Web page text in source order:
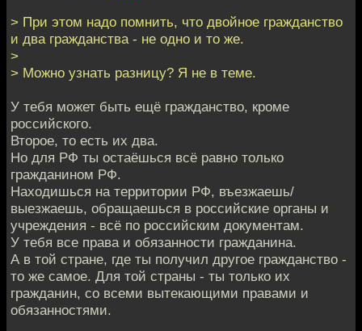
> При этом надо помнить, что двойное гражданство
и два гражданства - не одно и то же.
>
> Можно узнать разницу? Я не в теме.
У тебя может быть ещё гражданство, кроме
российского.
Второе, то есть их два.
Но для РФ ты остаёшься всё равно только
гражданином РФ.
Находишься на территории РФ, въезжаешь/
выезжаешь, обращаешься в российские органы и
учреждения - всё по российским документам.
У тебя все права и обязанности гражданина.
А в той стране, где ты получил другое гражданство -
то же самое. Для той страны - ты только их
гражданин, со всеми вытекающими правами и
обязанностями.